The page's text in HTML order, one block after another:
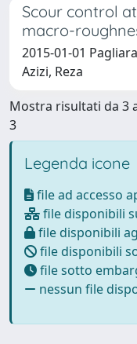
Scour control
macro-
2015-01-01
Azizi, Reza
Mostra risultati da 3
3
Legenda icone
file ad accesso
file disponibili
file disponibili
file disponibili
file sotto
nessun file